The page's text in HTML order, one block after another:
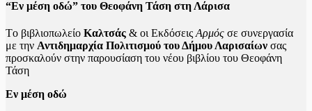
“Εν μέση οδώ” του Θεοφάνη Τάση στη Λάρισα
Tο βιβλιοπωλείο Καλτσάς & οι Εκδόσεις Αρμός σε συνεργασία
με την Αντιδημαρχία Πολιτισμού του Δήμου Λαρισαίων σας
προσκαλούν στην παρουσίαση του νέου βιβλίου του Θεοφάνη
Τάση
Εν μέση οδώ